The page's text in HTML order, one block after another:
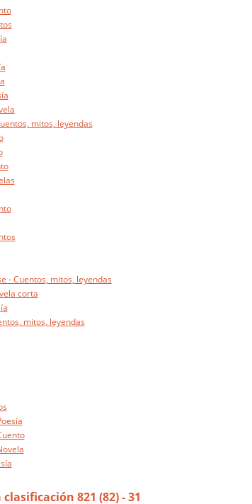
mitos, leyendas
- Cuentos, mitos, leyendas
corta
mitos, leyendas
821 (82) - 31